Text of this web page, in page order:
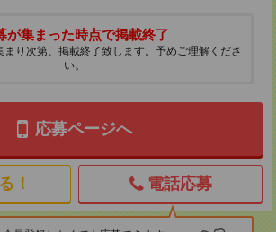
が集まった時点で掲載終了
まり次第、掲載終了致します。予めご理解くださ
い。
応募ページへ
！ 電話応募